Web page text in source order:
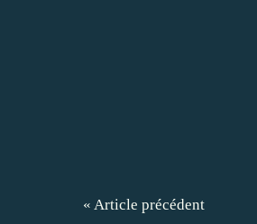
« Article précédent